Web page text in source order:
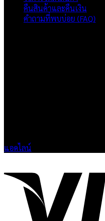
คืนสินค้าและคืนเงิน
คำถามที่พบบ่อย (FAQ)
แอดไลน์